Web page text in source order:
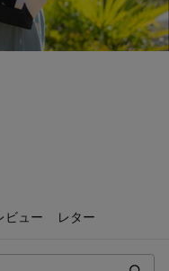
ビュー レター